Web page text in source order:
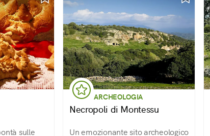
sulle
ARCHEOLOGIA
Necropoli di Montessu
Un emozionante sito archeologico